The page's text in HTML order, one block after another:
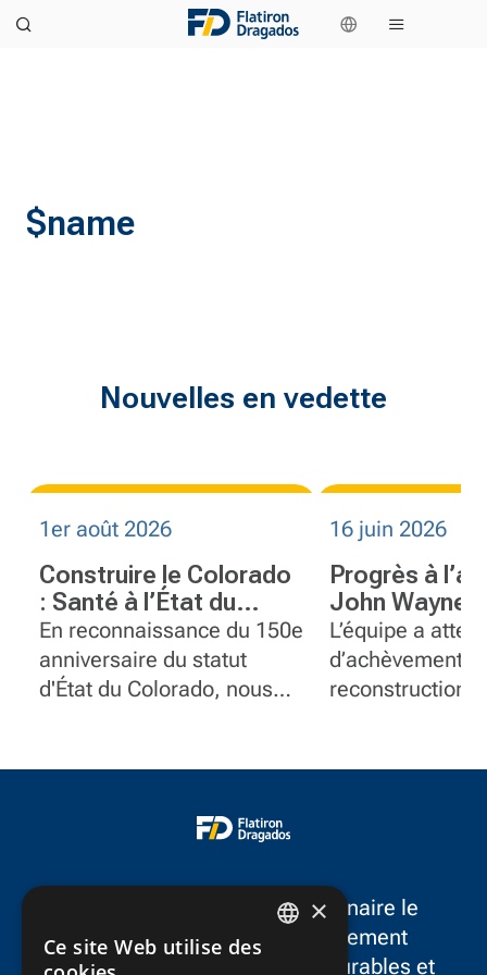
$name
Nouvelles en vedette
1er août 2026
Construire le Colorado
: Santé à l’État du
centenaire
En reconnaissance du 150e
anniversaire du statut
d'État du Colorado, nous
marquants de
16 juin 2026
Progrès à
John Wayne
comté
Californie
L’équipe a
d’achèvement
reconstruction
dans le comté
FlatironDragados est le partenaire le
plus fiable dans le développement
d’infrastructures résilientes, durables et
×
Ce site Web utilise des